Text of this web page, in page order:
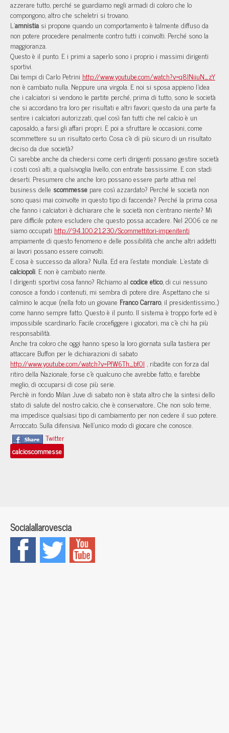
azzerare tutto, perché se guardiamo negli armadi di coloro che lo
compongono, altro che scheletri si trovano.
L’amnistia si propone quando un comportamento è talmente diffuso da
non potere procedere penalmente contro tutti i coinvolti. Perché sono la
maggioranza.
Questo è il punto. E i primi a saperlo sono i proprio i massimi dirigenti
sportivi.
Dai tempi di Carlo Petrini http://www.youtube.com/watch?v=q8INiiuN_zY
non è cambiato nulla. Neppure una virgola. E noi si sposa appieno l’idea
che i calciatori si vendono le partite perché, prima di tutto, sono le società
che si accordano tra loro per risultati e altri favori; questo da una parte fa
sentire i calciatori autorizzati, quel così fan tutti che nel calcio è un
caposaldo, a farsi gli affari propri. E poi a sfruttare le occasioni, come
scommettere su un risultato certo. Cosa c’è di più sicuro di un risultato
deciso da due società?
Ci sarebbe anche da chiedersi come certi dirigenti possano gestire società
i costi così alti, a qualsivoglia livello, con entrate bassissime. E con stadi
deserti. Presumere che anche loro possano essere parte attiva nel
business delle scommesse pare così azzardato? Perché le società non
sono quasi mai coinvolte in questo tipo di faccende? Perché la prima cosa
che fanno i calciatori è dichiarare che le società non c’entrano niente? Mi
pare difficile potere escludere che questo possa accadere. Nel 2006 ce ne
siamo occupati http://94.100.21.230/Scommettitori-impenitenti
ampiamente di questo fenomeno e delle possibilità che anche altri addetti
ai lavori possano essere coinvolti.
E cosa è successo da allora? Nulla. Ed era l’estate mondiale. L’estate di
calciopoli. E non è cambiato niente.
I dirigenti sportivi cosa fanno? Richiamo al codice etico, di cui nessuno
conosce a fondo i contenuti, mi sembra di potere dire. Aspettano che si
calmino le acque (nella foto un giovane Franco Carraro, il presidentissimo..)
come hanno sempre fatto. Questo è il punto. Il sistema è troppo forte ed è
impossibile scardinarlo. Facile crocefiggere i giocatori, ma c’è chi ha più
responsabilità.
Anche tra coloro che oggi hanno speso la loro giornata sulla tastiera per
attaccare Buffon per le dichiarazioni di sabato
http://www.youtube.com/watch?v=PfW6Th_bf0I , ribadite con forza dal
ritiro della Nazionale, forse c’è qualcuno che avrebbe fatto, e farebbe
meglio, di occuparsi di cose più serie.
Perchè in fondo Milan Juve di sabato non è stata altro che la sintesi dello
stato di salute del nostro calcio, che è conservatore.. Che non solo teme,
ma impedisce qualsiasi tipo di cambiamento per non cedere il suo potere.
Arroccato. Sulla difensiva. Nell’unico modo di giocare che conosce.
Twitter
calcioscommesse
Socialallarovescia